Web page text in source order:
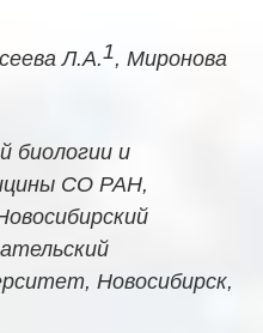
Л.А.1, Миронова
биологии и
СО РАН,
Новосибирск,